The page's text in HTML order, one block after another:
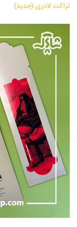
تراکت لادری (جدید)